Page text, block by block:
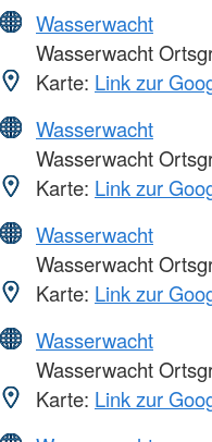
Wasserwacht
Wasserwacht
Karte: Link zur
Wasserwacht
Wasserwacht
Karte: Link zur
Wasserwacht
Wasserwacht
Karte: Link zur
Wasserwacht
Wasserwacht
Karte: Link zur